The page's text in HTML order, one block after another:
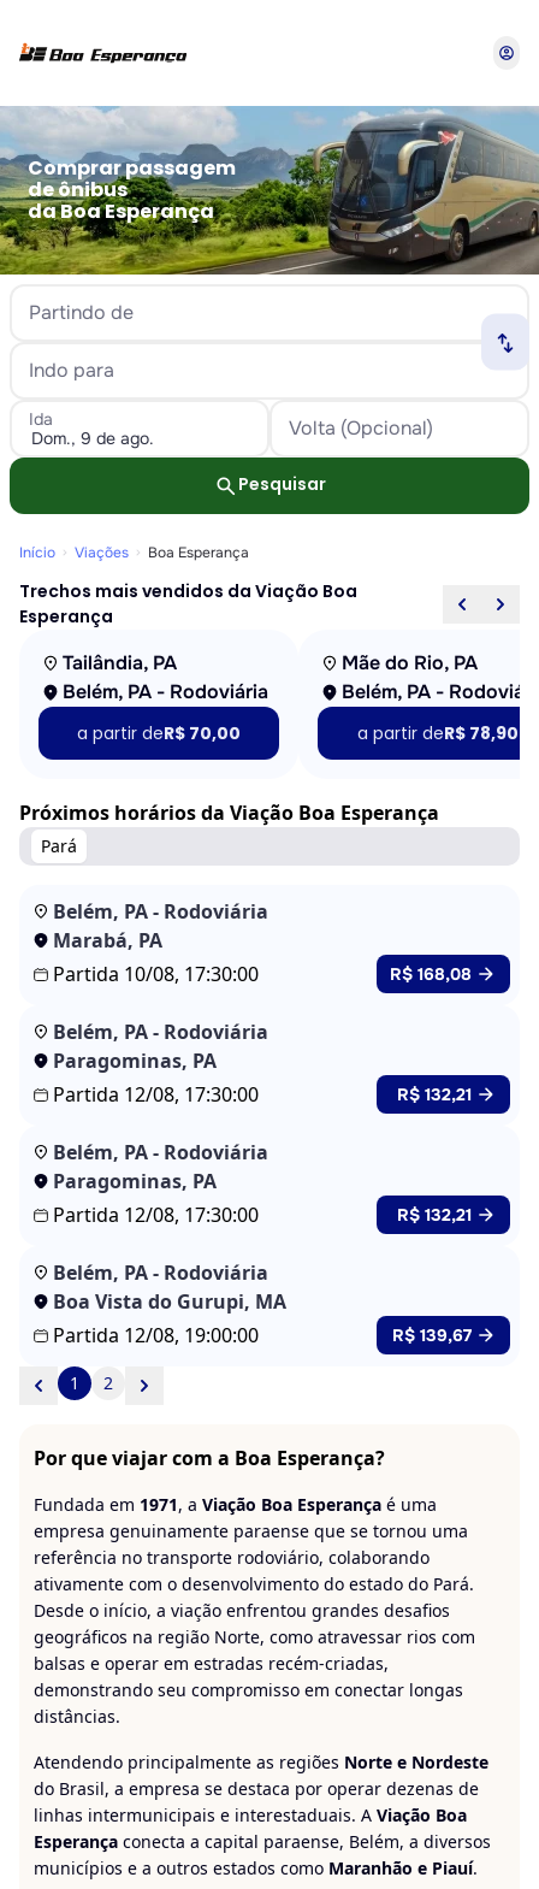
account_circle
Comprar passagem
de ônibus
da Boa Esperança
Partindo de
Indo para
swap_horiz
Ida Volta (Opcional)
search Pesquisar
Início Viações Boa Esperança
Trechos mais vendidos da Viação Boa
Esperança
Tailândia, PA
Belém, PA - Rodoviária
a partir deR$ 70,00
Mãe do Rio, PA
Belém, PA -
a partir deR$ 78,90
Próximos horários da Viação Boa Esperança
Pará
Belém, PA - Rodoviária
Marabá, PA
Partida 10/08, 17:30:00
R$ 168,08
Belém, PA - Rodoviária
Paragominas, PA
Partida 12/08, 17:30:00
R$ 132,21
Belém, PA - Rodoviária
Paragominas, PA
Partida 12/08, 17:30:00
R$ 132,21
Belém, PA - Rodoviária
Boa Vista do Gurupi, MA
Partida 12/08, 19:00:00
R$ 139,67
1 2
Por que viajar com a Boa Esperança?
Fundada em 1971, a Viação Boa Esperança é uma
empresa genuinamente paraense que se tornou uma
referência no transporte rodoviário, colaborando
ativamente com o desenvolvimento do estado do Pará.
Desde o início, a viação enfrentou grandes desafios
geográficos na região Norte, como atravessar rios com
balsas e operar em estradas recém-criadas,
demonstrando seu compromisso em conectar longas
distâncias.
Atendendo principalmente as regiões Norte e Nordeste
do Brasil, a empresa se destaca por operar dezenas de
linhas intermunicipais e interestaduais. A Viação Boa
Esperança conecta a capital paraense, Belém, a diversos
municípios e a outros estados como Maranhão e Piauí.